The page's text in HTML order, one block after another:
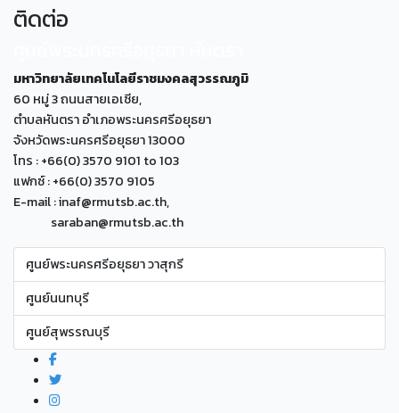
ติดต่อ
มหาวิทยาลัยเทคโนโลยีราชมงคลสุวรรณภูมิ
60 หมู่ 3 ถนนสายเอเซีย,
ตำบลหันตรา อำเภอพระนครศรีอยุธยา
จังหวัดพระนครศรีอยุธยา 13000
โทร : +66(0) 3570 9101 to 103
แฟกซ์ : +66(0) 3570 9105
E-mail : inaf@rmutsb.ac.th,
saraban@rmutsb.ac.th
ศูนย์พระนครศรีอยุธยา วาสุกรี
ศูนย์นนทบุรี
ศูนย์สุพรรณบุรี